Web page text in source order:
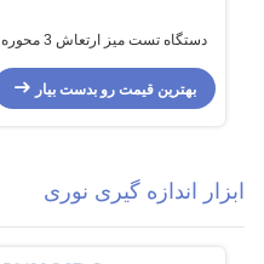
دستگاه تست میز ارتعاش 3 محوره
فرکانس بالا
بهترین قیمت رو بدست بیار
ابزار اندازه گیری نوری